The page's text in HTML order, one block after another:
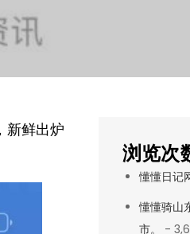
新鲜出炉
浏览次
懂懂日记
懂懂骑山
市。
-